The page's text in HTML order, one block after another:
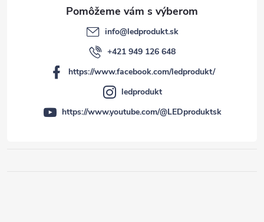
info@ledprodukt.sk
+421 949 126 648
https://www.facebook.com/ledprodukt/
ledprodukt
https://www.youtube.com/@LEDproduktsk